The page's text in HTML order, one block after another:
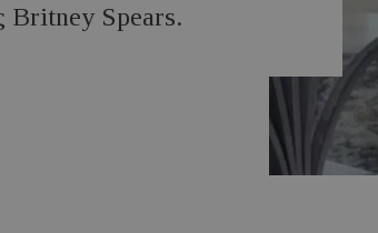
Britney Spears.